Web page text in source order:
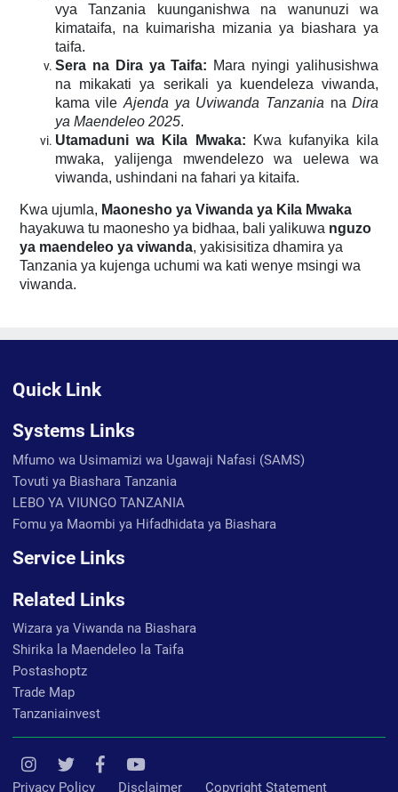
vya Tanzania kuunganishwa na wanunuzi wa
kimataifa, na kuimarisha mizania ya biashara ya
taifa.
Sera na Dira ya Taifa: Mara nyingi yalihusishwa
na mikakati ya serikali ya kuendeleza viwanda,
kama vile Ajenda ya Uviwanda Tanzania naDira
ya Maendeleo 2025.
Utamaduni wa Kila Mwaka: Kwa kufanyika kila
mwaka, yalijenga mwendelezo wa uelewa wa
viwanda, ushindani na fahari ya kitaifa.
Kwa ujumla, Maonesho ya Viwanda ya Kila Mwaka
hayakuwa tu maonesho ya bidhaa, bali yalikuwa nguzo
ya maendeleo ya viwanda, yakisisitiza dhamira ya
Tanzania ya kujenga uchumi wa kati wenye msingi wa
viwanda.
Quick Link
Systems Links
Mfumo wa Usimamizi wa Ugawaji Nafasi (SAMS)
Tovuti ya Biashara Tanzania
LEBO YA VIUNGO TANZANIA
Fomu ya Maombi ya Hifadhidata ya Biashara
Service Links
Related Links
Wizara ya Viwanda na Biashara
Shirika la Maendeleo la Taifa
Postashoptz
Trade Map
Tanzaniainvest
Privacy Policy Disclaimer Copyright Statement